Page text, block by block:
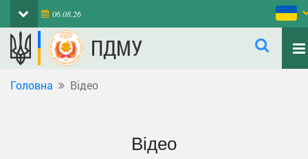
06.08.26
ПДМУ
Головна Відео
Відео